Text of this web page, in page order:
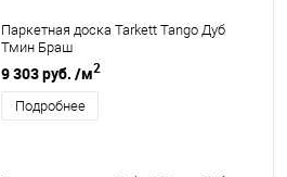
Паркетная доска Tarkett Tango Дуб
Тмин Браш
9 303 руб. /м2
Подробнее